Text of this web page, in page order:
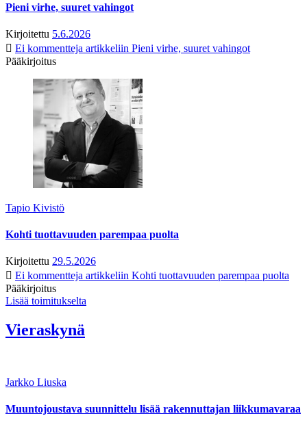
Pieni virhe, suuret vahingot
Kirjoitettu 5.6.2026
Ei kommentteja artikkeliin Pieni virhe, suuret vahingot
Pääkirjoitus
Tapio Kivistö
Kohti tuottavuuden parempaa puolta
Kirjoitettu 29.5.2026
Ei kommentteja artikkeliin Kohti tuottavuuden parempaa puolta
Pääkirjoitus
Lisää toimitukselta
Vieraskynä
Jarkko Liuska
Muuntojoustava suunnittelu lisää rakennuttajan liikkumavaraa